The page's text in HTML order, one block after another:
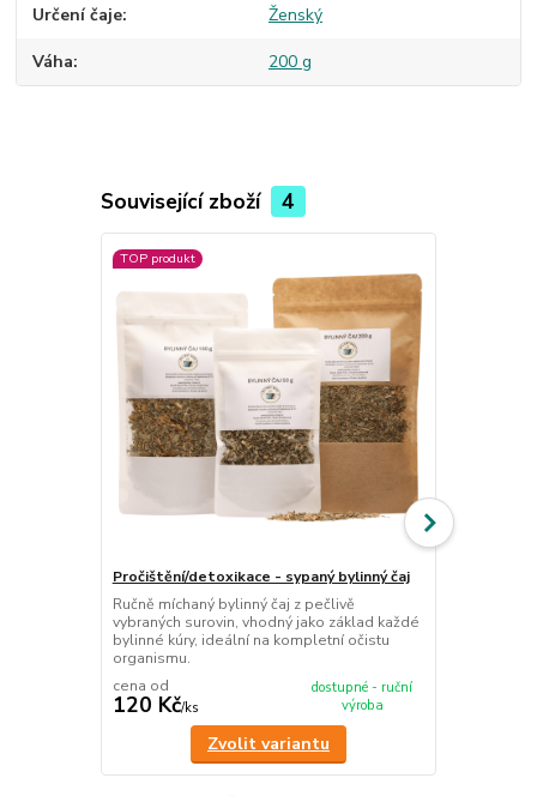
Určení čaje Ženský
Váha 200 g
Související zboží 4
TOP produkt
Pročištění/detoxikace - sypaný bylinný čaj
Ručně míchaný bylinný čaj z pečlivě
vybraných surovin, vhodný jako základ každé
bylinné kúry, ideální na kompletní očistu
organismu.
cena od
120 Kč/ks
dostupné - ruční
výroba
Zvolit variantu